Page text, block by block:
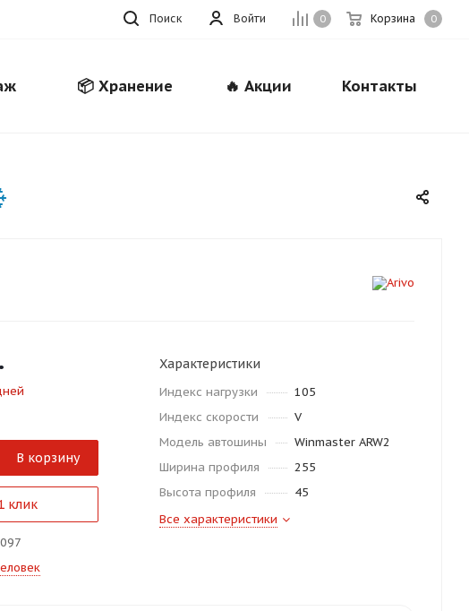
0 Корзина 0
Войти
Поиск
📦 Хранение 🔥 Акции Контакты
В корзину
клик
Характеристики
Индекс нагрузки
105
Индекс скорости
V
Модель автошины
Winmaster ARW2
Ширина профиля
255
Высота профиля
45
Все характеристики